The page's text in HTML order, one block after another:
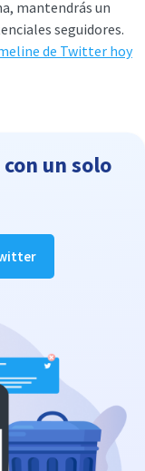
mantendrás un
seguidores.
de Twitter hoy
un solo